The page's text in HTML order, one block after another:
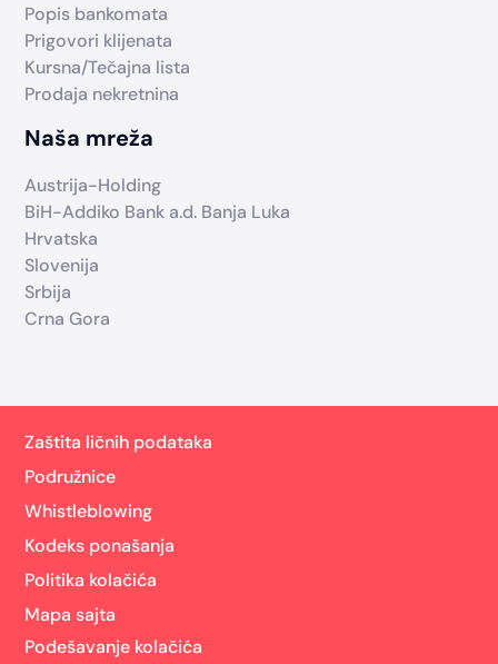
Popis bankomata
Prigovori klijenata
Kursna/Tečajna lista
Prodaja nekretnina
Naša mreža
Austrija-Holding
BiH-Addiko Bank a.d. Banja Luka
Hrvatska
Slovenija
Srbija
Crna Gora
Zaštita ličnih podataka
Podružnice
Whistleblowing
Kodeks ponašanja
Politika kolačića
Mapa sajta
Podešavanje kolačića